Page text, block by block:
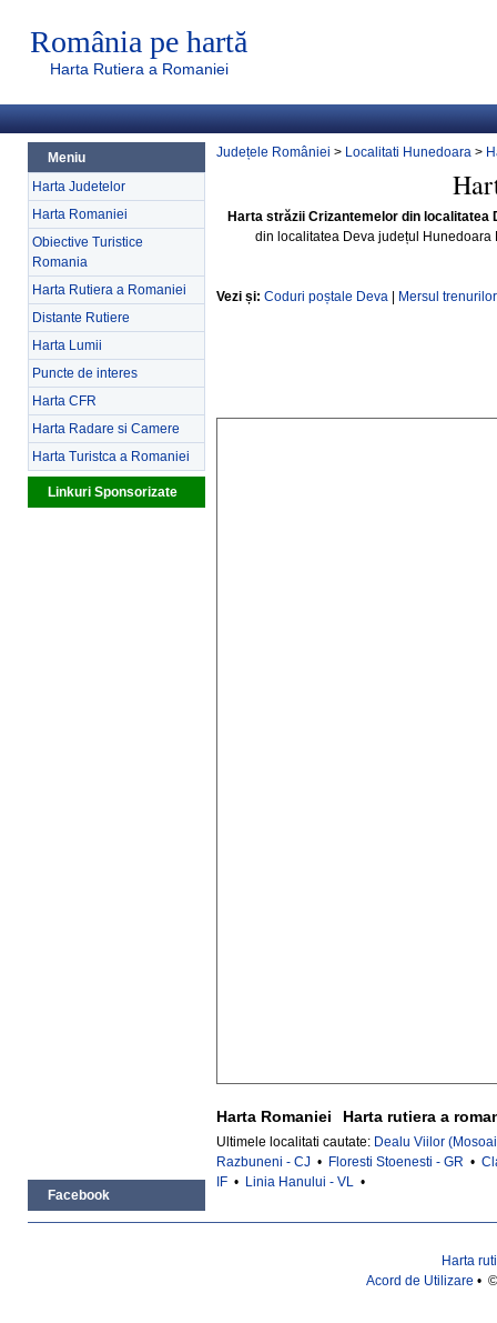
România pe hartă
Harta Rutiera a Romaniei
Meniu
Harta Judetelor
Harta Romaniei
Obiective Turistice
Romania
Harta Rutiera a Romaniei
Distante Rutiere
Harta Lumii
Puncte de interes
Harta CFR
Harta Radare si Camere
Harta Turistca a Romaniei
Linkuri Sponsorizate
Facebook
Județele României > Localitati Hunedoara >
Harta străzii Crizantemelor din localitatea
din localitatea Deva județul
Vezi și: Coduri poștale Deva Mersul
Harta Romaniei Harta rutiera a
Ultimele localitati cautate: Dealu Viilor
Razbuneni - CJ • Floresti Stoenesti - GR •
IF • Linia Hanului - VL •
Harta
Acord de Utilizare •